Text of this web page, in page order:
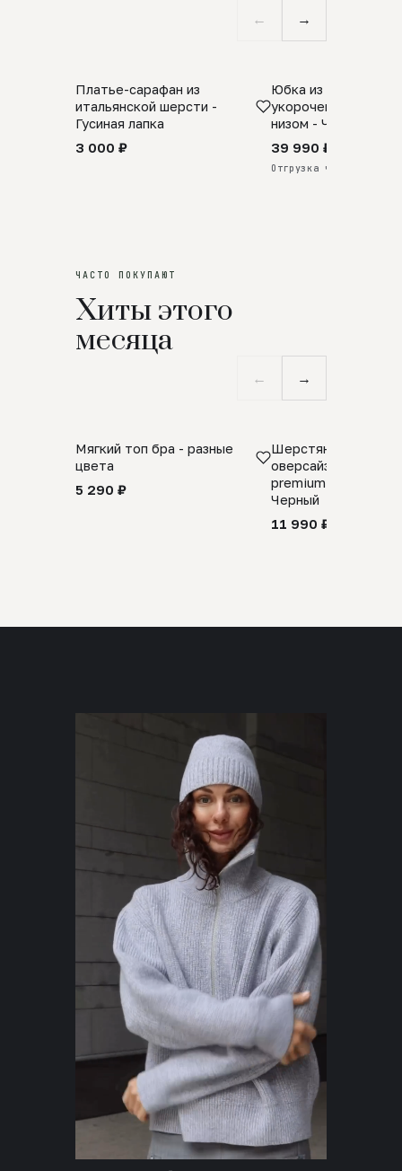
← →
SALE
Платье-сарафан из
итальянской шерсти -
Гусиная лапка
3 000 ₽
ПРЕДЗАКАЗ
Юбка из
укороченная с
низом - Черный
39 990 ₽
Отгрузка через 25 дней
ЧАСТО ПОКУПАЮТ
Хиты этого
месяца
← →
Мягкий топ бра - разные
цвета
5 290 ₽
Шерстяной свитер
оверсайз 100%
premium merino
Черный
11 990 ₽